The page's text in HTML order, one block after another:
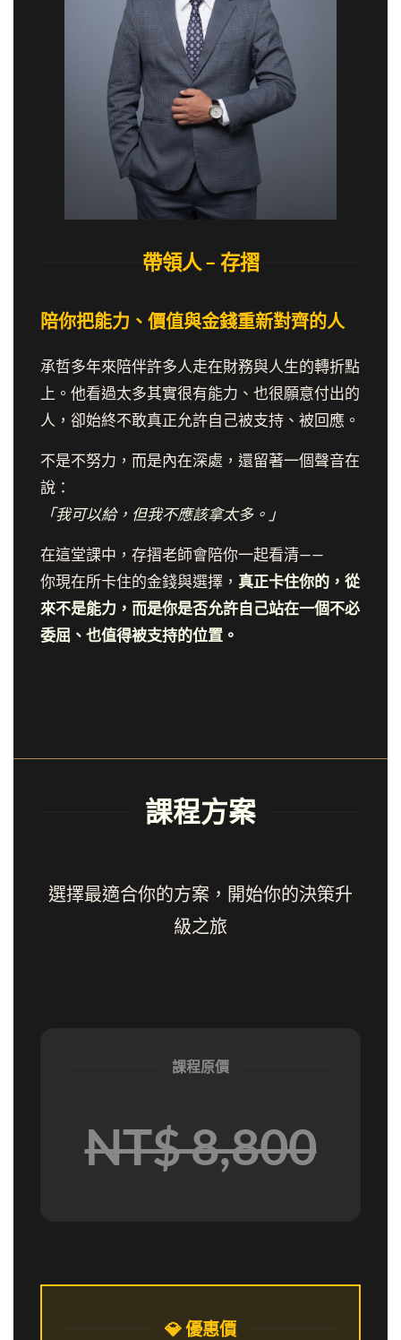
帶領人 – 存摺
陪你把能力、價值與金錢重新對齊的人
承哲多年來陪伴許多人走在財務與人生的轉折點
上。他看過太多其實很有能力、也很願意付出的
人，卻始終不敢真正允許自己被支持、被回應。
不是不努力，而是內在深處，還留著一個聲音在
說：
「我可以給，但我不應該拿太多。」
在這堂課中，存摺老師會陪你一起看清——
你現在所卡住的金錢與選擇， 真正卡住你的，從
來不是能力，而是你是否允許自己站在一個不必
委屈、也值得被支持的位置。
課程方案
選擇最適合你的方案，開始你的決策升
級之旅
課程原價
NT$ 8,800
💎 優惠價